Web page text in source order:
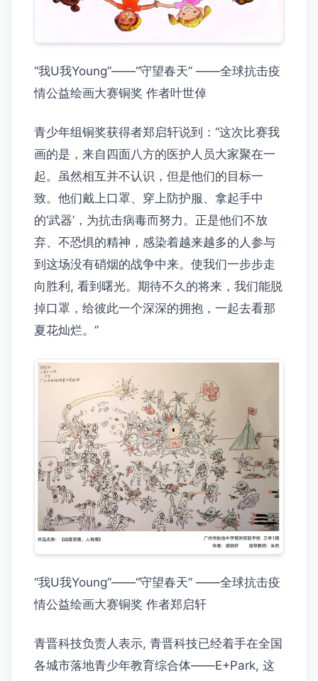
“我U我Young”——“守望春天” ——全球抗击疫
情公益绘画大赛铜奖 作者叶世倬
青少年组铜奖获得者郑启轩说到：“这次比赛我
画的是，来自四面八方的医护人员大家聚在一
起。虽然相互并不认识，但是他们的目标一
致。他们戴上口罩、穿上防护服、拿起手中
的‘武器’，为抗击病毒而努力。正是他们不放
弃、不恐惧的精神，感染着越来越多的人参与
到这场没有硝烟的战争中来。使我们一步步走
向胜利, 看到曙光。期待不久的将来，我们能脱
掉口罩，给彼此一个深深的拥抱，一起去看那
夏花灿烂。”
“我U我Young”——“守望春天” ——全球抗击疫
情公益绘画大赛铜奖 作者郑启轩
青晋科技负责人表示, 青晋科技已经着手在全国
各城市落地青少年教育综合体——E+Park, 这